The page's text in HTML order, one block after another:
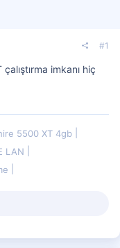
#1
imkanı hiç
5500 XT 4gb
LAN